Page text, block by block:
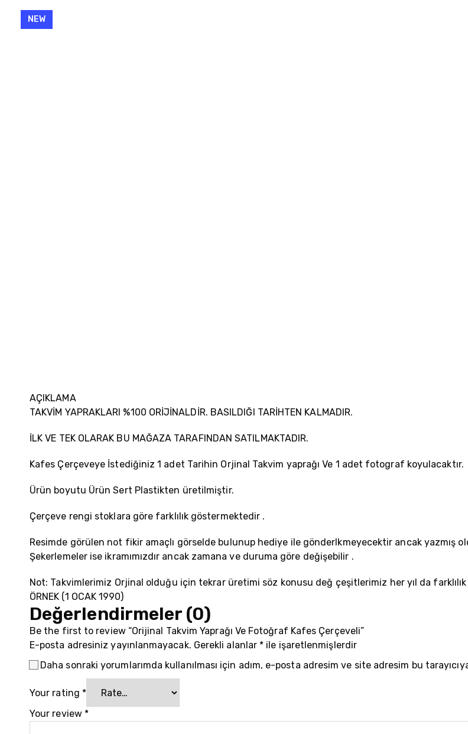
NEW
AÇIKLAMA
TAKVİM YAPRAKLARI %100 ORİJİNALDİR. BASILDIĞI TARİHTEN KALMADIR.
İLK VE TEK OLARAK BU MAĞAZA TARAFINDAN SATILMAKTADIR.
Kafes Çerçeveye İstediğiniz 1 adet Tarihin Orjinal Takvim yaprağı Ve 1 adet fotograf koyulacaktır.
Ürün boyutu Ürün Sert Plastikten üretilmiştir.
Çerçeve rengi stoklara göre farklılık göstermektedir .
Resimde görülen not fikir amaçlı görselde bulunup hediye ile gönderlkmeyecektir ancak yazmış
Şekerlemeler ise ikramımızdır ancak zamana ve duruma göre değişebilir .
Not: Takvimlerimiz Orjinal olduğu için tekrar üretimi söz konusu değ çeşitlerimiz her yıl da farklılık
ÖRNEK (1 OCAK 1990)
Değerlendirmeler (0)
Be the first to review “Orijinal Takvim Yaprağı Ve Fotoğraf Kafes Çerçeveli”
E-posta adresiniz yayınlanmayacak. Gerekli alanlar * ile işaretlenmişlerdir
Daha sonraki yorumlarımda kullanılması için adım, e-posta adresim ve site adresim bu
Your rating *
Your review *